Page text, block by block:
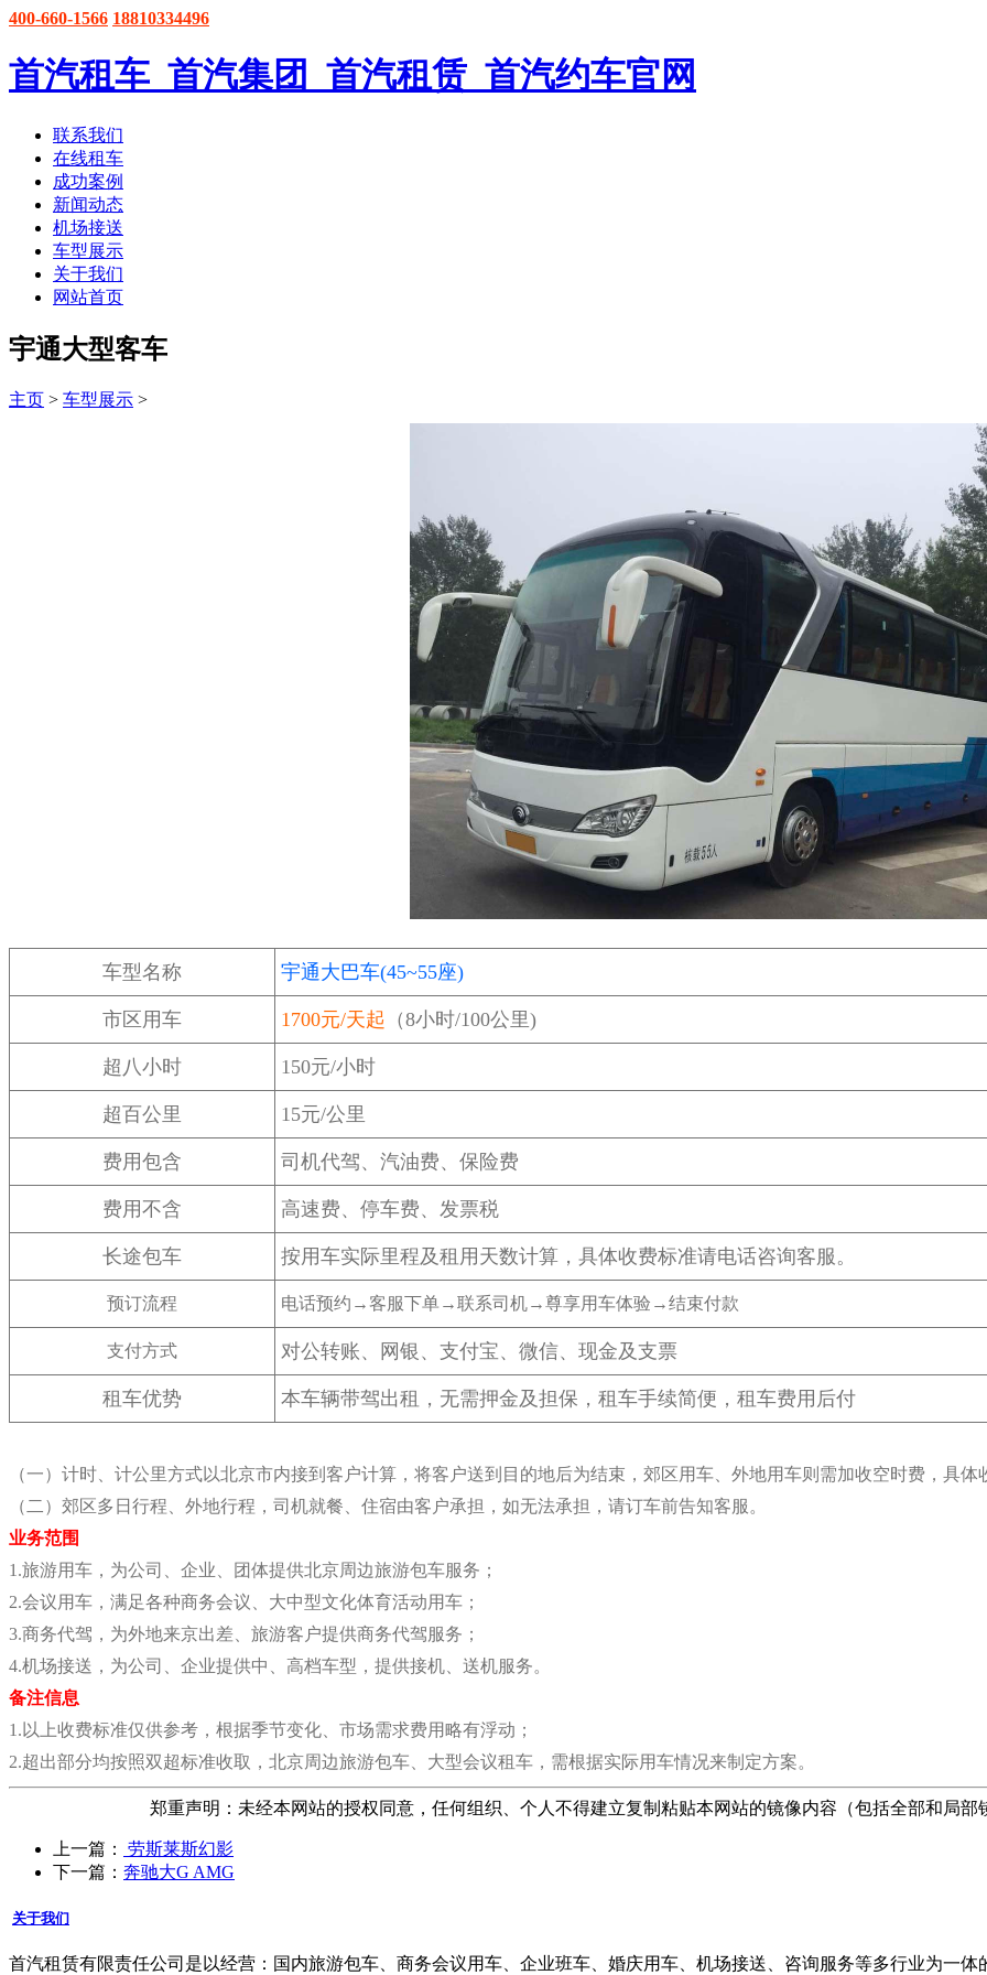
400-660-1566 18810334496
首汽租车_首汽集团_首汽租赁_首汽约车官网
联系我们
在线租车
成功案例
新闻动态
机场接送
车型展示
关于我们
网站首页
宇通大型客车
主页 > 车型展示 >
车型名称 宇通大巴车(45~55座)
市区用车 1700元/天起 （8小时/100公里)
超八小时 150元/小时
超百公里 15元/公里
费用包含 司机代驾、汽油费、保险费
费用不含 高速费、停车费、发票税
长途包车 按用车实际里程及租用天数计算， 具体收费标准请电话咨询客服。
预订流程 电话预约→客服下单→联系司机→尊享用车体验→结束付款
支付方式 对公转账、网银、支付宝、微信、现金及支票
租车优势 本车辆带驾出租，无需押金及担保，租车手续简便，租车费用后付
（一）计时、计公里方式以北京市内接到客户计算，将客户送到目的地后为结束，郊区用车、外地用车则需加收空时费，具体
（二）郊区多日行程、外地行程，司机就餐、住宿由客户承担，如无法承担，请订车前告知客服。
业务范围
1.旅游用车，为公司、企业、团体提供北京周边旅游包车服务；
2.会议用车，满足各种商务会议、大中型文化体育活动用车；
3.商务代驾，为外地来京出差、旅游客户提供商务代驾服务；
4.机场接送，为公司、企业提供中、高档车型，提供接机、送机服务。
备注信息
1.以上收费标准仅供参考，根据季节变化、市场需求费用略有浮动；
2.超出部分均按照双超标准收取，北京周边旅游包车、大型会议租车，需根据实际用车情况来制定方案。
郑重声明：未经本网站的授权同意，任何组织、个人不得建立复制粘贴本网站的镜像内容（包括全部和局部
上一篇：
劳斯莱斯幻影
下一篇： 奔驰大G AMG
关于我们
首汽租赁有限责任公司是以经营：国内旅游包车、商务会议用车、企业班车、婚庆用车、机场接送、咨询服务等多行业为一